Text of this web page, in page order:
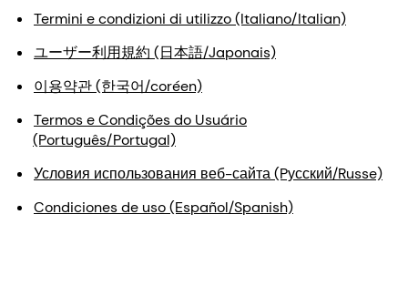
Termini e condizioni di utilizzo (Italiano/Italian)
ユーザー利用規約 (日本語/Japonais)
이용약관 (한국어/coréen)
Termos e Condições do Usuário
(Português/Portugal)
Условия использования веб-сайта (Pусский/Russe)
Condiciones de uso (Español/Spanish)